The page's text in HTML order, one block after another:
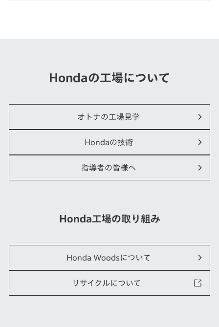
Hondaの工場について
オトナの工場見学
Hondaの技術
指導者の皆様へ
Honda工場の取り組み
Honda Woodsについて
リサイクルについて